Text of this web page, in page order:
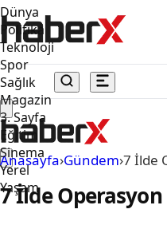
Dünya
Politika
Teknoloji
Spor
Sağlık
Magazin
3. Sayfa
Eğitim
Sinema
Yerel
Yaşam
Anasayfa›Gündem›7 İlde
7 İlde